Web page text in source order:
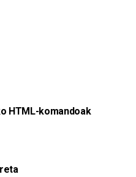
HTML-komandoak